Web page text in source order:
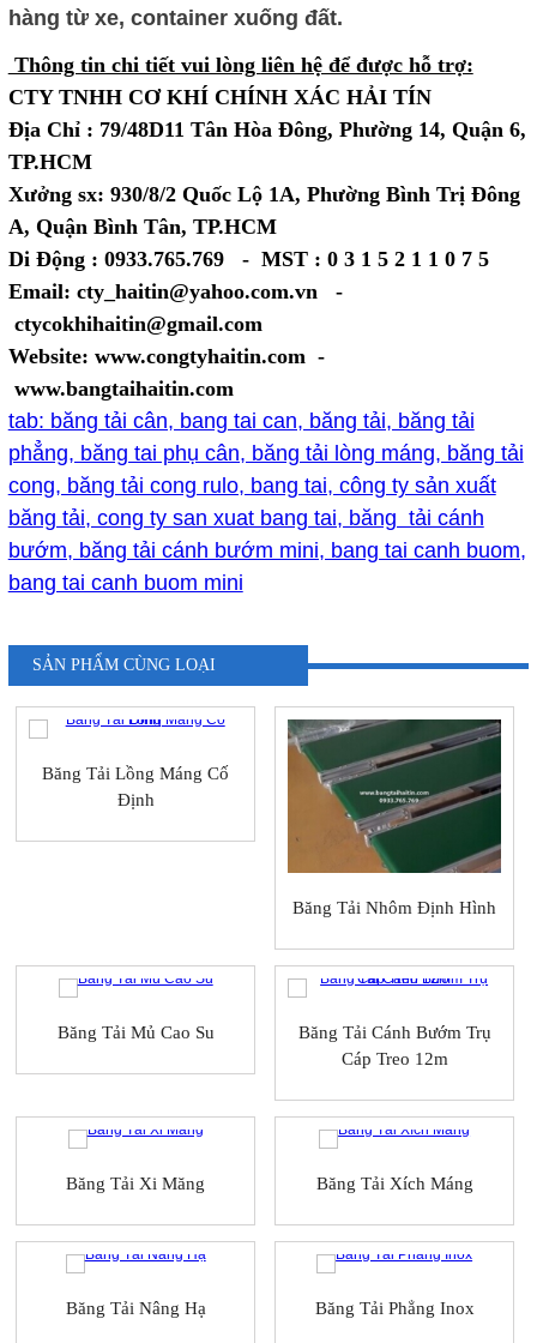
hàng từ xe, container xuống đất.
Thông tin chi tiết vui lòng liên hệ để được hỗ trợ:
CTY TNHH CƠ KHÍ CHÍNH XÁC HẢI TÍN
Địa Chỉ : 79/48D11 Tân Hòa Đông, Phường 14, Quận 6,
TP.HCM
Xưởng sx: 930/8/2 Quốc Lộ 1A, Phường Bình Trị Đông
A, Quận Bình Tân, TP.HCM
Di Động : 0933.765.769 - MST : 0 3 1 5 2 1 1 0 7 5
Email: cty_haitin@yahoo.com.vn -
ctycokhihaitin@gmail.com
Website: www.congtyhaitin.com -
www.bangtaihaitin.com
tab: băng tải cân, bang tai can, băng tải, băng tải
phẳng, băng tai phụ cân, băng tải lòng máng, băng tải
cong, băng tải cong rulo, bang tai, công ty sản xuất
băng tải, cong ty san xuat bang tai, băng tải cánh
bướm, băng tải cánh bướm mini, bang tai canh buom,
bang tai canh buom mini
SẢN PHẨM CÙNG LOẠI
Băng Tải Lồng Máng Cố
Định
Băng Tải Nhôm Định Hình
Băng Tải Mủ Cao Su
Băng Tải Cánh Bướm Trụ
Cáp Treo 12m
Băng Tải Xi Măng Băng Tải Xích Máng
Băng Tải Nâng Hạ Băng Tải Phẳng Inox